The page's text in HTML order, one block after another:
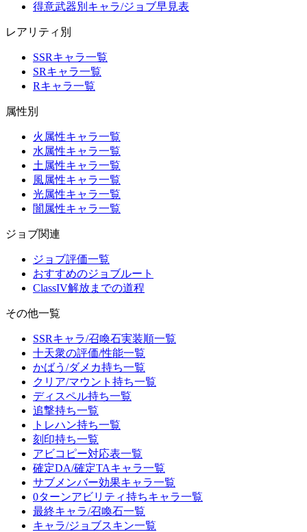
得意武器別キャラ/ジョブ早見表
レアリティ別
SSRキャラ一覧
SRキャラ一覧
Rキャラ一覧
属性別
火属性キャラ一覧
水属性キャラ一覧
土属性キャラ一覧
風属性キャラ一覧
光属性キャラ一覧
闇属性キャラ一覧
ジョブ関連
ジョブ評価一覧
おすすめのジョブルート
ClassIV解放までの道程
その他一覧
SSRキャラ/召喚石実装順一覧
十天衆の評価/性能一覧
かばう/ダメカ持ち一覧
クリア/マウント持ち一覧
ディスペル持ち一覧
追撃持ち一覧
トレハン持ち一覧
刻印持ち一覧
アビコピー対応表一覧
確定DA/確定TAキャラ一覧
サブメンバー効果キャラ一覧
0ターンアビリティ持ちキャラ一覧
最終キャラ/召喚石一覧
キャラ/ジョブスキン一覧